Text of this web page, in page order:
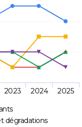
dégradations
2023 2024 2025